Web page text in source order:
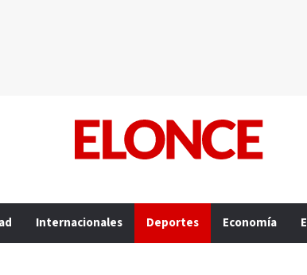
Internacionales Deportes Economía